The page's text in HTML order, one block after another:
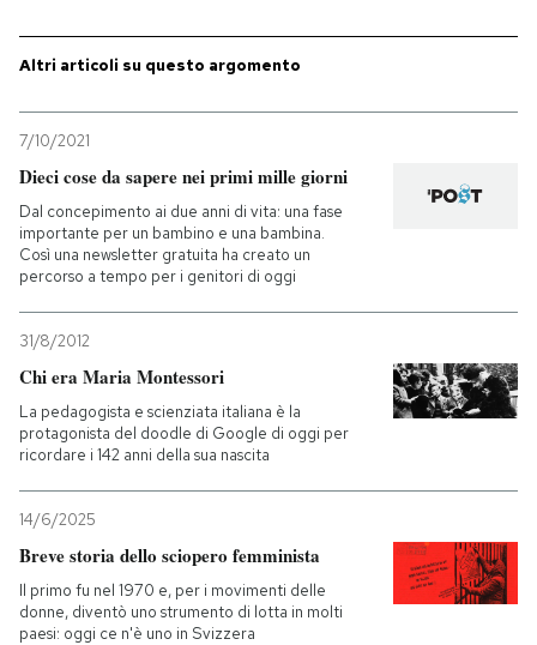
Sport
NEWSLETTER
I MIEI PREFERITI
SHOP
AREA PERSONALE
Entra
Altri articoli su questo argomento
7/10/2021
Dieci cose da sapere nei primi mille giorni
Dal concepimento ai due anni di vita: una fase
importante per un bambino e una bambina.
Così una newsletter gratuita ha creato un
percorso a tempo per i genitori di oggi
31/8/2012
Chi era Maria Montessori
La pedagogista e scienziata italiana è la
protagonista del doodle di Google di oggi per
ricordare i 142 anni della sua nascita
14/6/2025
Breve storia dello sciopero femminista
Il primo fu nel 1970 e, per i movimenti delle
donne, diventò uno strumento di lotta in molti
paesi: oggi ce n'è uno in Svizzera